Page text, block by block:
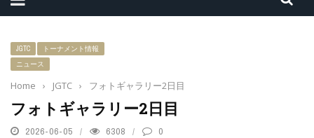
JGTC
トーナメント情報
ニュース
Home › JGTC › フォトギャラリー2日目
フォトギャラリー2日目
2026-06-05 6308 0